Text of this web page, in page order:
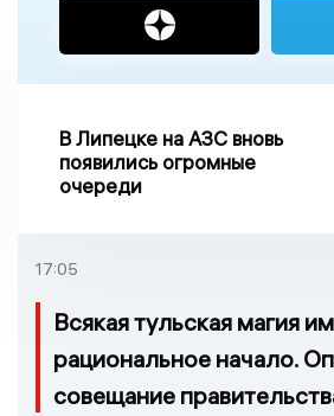
В Липецке на АЗС вновь
появились огромные
очереди
17:05
Всякая тульская магия
рациональное начало.
совещание